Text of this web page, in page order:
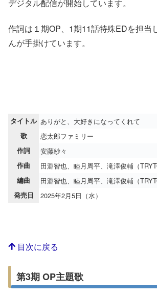
デジタル配信が開始しています。
作詞は１期OP、1期11話特殊EDを担当
んが手掛けています。
タイトル ありがと、大好きになってくれて
歌 恋太郎ファミリー
作詞 安藤紗々
作曲 田淵智也、睦月周平、滝澤俊輔（
編曲 田淵智也、睦月周平、滝澤俊輔（
発売日 2025年2月5日（水）
目次に戻る
第3期 OP主題歌